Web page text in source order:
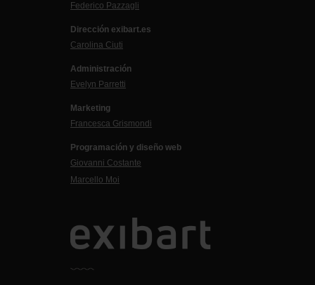
Federico Pazzagli
Dirección exibart.es
Carolina Ciuti
Administración
Evelyn Parretti
Marketing
Francesca Grismondi
Programación y diseño web
Giovanni Costante
Marcello Moi